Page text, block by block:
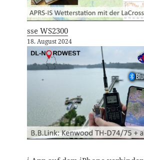
sse WS2300
18. August 2024